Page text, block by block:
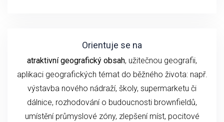
Orientuje se na
atraktivní geografický obsah, užitečnou geografii,
aplikaci geografických témat do běžného života: např.
výstavba nového nádraží, školy, supermarketu či
dálnice, rozhodování o budoucnosti brownfieldů,
umístění průmyslové zóny, zlepšení míst, pocitové